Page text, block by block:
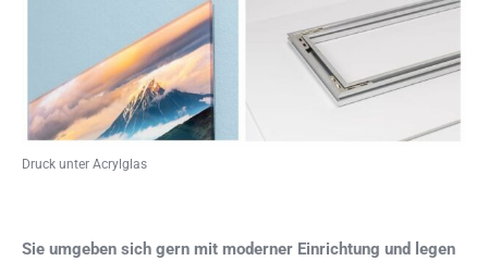
Druck unter Acrylglas
Sie umgeben sich gern mit moderner Einrichtung und legen